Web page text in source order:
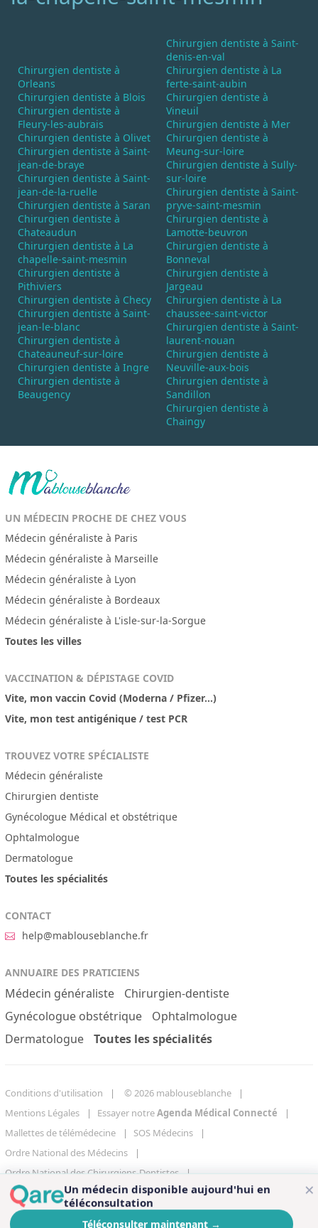
Un médecin disponible aujourd'hui en
téléconsultation
Téléconsulter maintenant →
×
Chirurgien dentiste à
Orleans
Chirurgien dentiste à Blois
Chirurgien dentiste à
Fleury-les-aubrais
Chirurgien dentiste à Olivet
Chirurgien dentiste à Saint-
jean-de-braye
Chirurgien dentiste à Saint-
jean-de-la-ruelle
Chirurgien dentiste à Saran
Chirurgien dentiste à
Chateaudun
Chirurgien dentiste à La
chapelle-saint-mesmin
Chirurgien dentiste à
Pithiviers
Chirurgien dentiste à Checy
Chirurgien dentiste à Saint-
jean-le-blanc
Chirurgien dentiste à
Chateauneuf-sur-loire
Chirurgien dentiste à Ingre
Chirurgien dentiste à
Beaugency
Chirurgien dentiste à Saint-
denis-en-val
Chirurgien dentiste à La
ferte-saint-aubin
Chirurgien dentiste à
Vineuil
Chirurgien dentiste à Mer
Chirurgien dentiste à
Meung-sur-loire
Chirurgien dentiste à Sully-
sur-loire
Chirurgien dentiste à Saint-
pryve-saint-mesmin
Chirurgien dentiste à
Lamotte-beuvron
Chirurgien dentiste à
Bonneval
Chirurgien dentiste à
Jargeau
Chirurgien dentiste à La
chaussee-saint-victor
Chirurgien dentiste à Saint-
laurent-nouan
Chirurgien dentiste à
Neuville-aux-bois
Chirurgien dentiste à
Sandillon
Chirurgien dentiste à
Chaingy
UN MÉDECIN PROCHE DE CHEZ VOUS
Médecin généraliste à Paris
Médecin généraliste à Marseille
Médecin généraliste à Lyon
Médecin généraliste à Bordeaux
Médecin généraliste à L'isle-sur-la-Sorgue
Toutes les villes
VACCINATION & DÉPISTAGE COVID
Vite, mon vaccin Covid (Moderna / Pfizer...)
Vite, mon test antigénique / test PCR
TROUVEZ VOTRE SPÉCIALISTE
Médecin généraliste
Chirurgien dentiste
Gynécologue Médical et obstétrique
Ophtalmologue
Dermatologue
Toutes les spécialités
CONTACT
help@mablouseblanche.fr
ANNUAIRE DES PRATICIENS
Médecin généraliste
Chirurgien-dentiste
Gynécologue obstétrique
Ophtalmologue
Dermatologue
Toutes les spécialités
Conditions d'utilisation
© 2026 mablouseblanche
Mentions Légales
Essayer notreAgenda Médical Connecté
Mallettes de télémédecine
SOS Médecins
Ordre National des Médecins
Ordre National des Chirurgiens-Dentistes
Centre de gestion des cookies